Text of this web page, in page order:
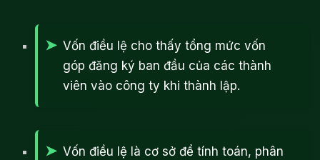
Vốn điều lệ cho thấy tổng mức vốn
góp đăng ký ban đầu của các thành
viên vào công ty khi thành lập.
Vốn điều lệ là cơ sở để tính toán, phân